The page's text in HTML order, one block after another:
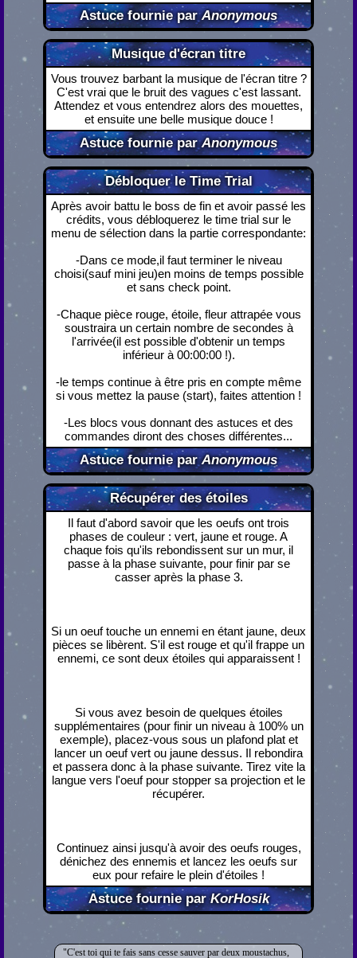
Astuce fournie parAnonymous
Musique d'écran titre
Astuce fournie parAnonymous
Vous trouvez barbant la musique de l'écran titre ?
C'est vrai que le bruit des vagues c'est lassant.
Attendez et vous entendrez alors des mouettes,
et ensuite une belle musique douce !
Débloquer le Time Trial
Astuce fournie parAnonymous
Après avoir battu le boss de fin et avoir passé les
crédits, vous débloquerez le time trial sur le
menu de sélection dans la partie correspondante:
-Dans ce mode,il faut terminer le niveau
choisi(sauf mini jeu)en moins de temps possible
et sans check point.
-Chaque pièce rouge, étoile, fleur attrapée vous
soustraira un certain nombre de secondes à
l'arrivée(il est possible d'obtenir un temps
inférieur à 00:00:00 !).
-le temps continue à être pris en compte même
si vous mettez la pause (start), faites attention !
-Les blocs vous donnant des astuces et des
commandes diront des choses différentes...
Récupérer des étoiles
Astuce fournie parKorHosik
Il faut d'abord savoir que les oeufs ont trois
phases de couleur : vert, jaune et rouge. A
chaque fois qu'ils rebondissent sur un mur, il
passe à la phase suivante, pour finir par se
casser après la phase 3.
Si un oeuf touche un ennemi en étant jaune, deux
pièces se libèrent. S'il est rouge et qu'il frappe un
ennemi, ce sont deux étoiles qui apparaissent !
Si vous avez besoin de quelques étoiles
supplémentaires (pour finir un niveau à 100% un
exemple), placez-vous sous un plafond plat et
lancer un oeuf vert ou jaune dessus. Il rebondira
et passera donc à la phase suivante. Tirez vite la
langue vers l'oeuf pour stopper sa projection et le
récupérer.
Continuez ainsi jusqu'à avoir des oeufs rouges,
dénichez des ennemis et lancez les oeufs sur
eux pour refaire le plein d'étoiles !
C'est toi qui te fais sans cesse sauver par deux moustachus,